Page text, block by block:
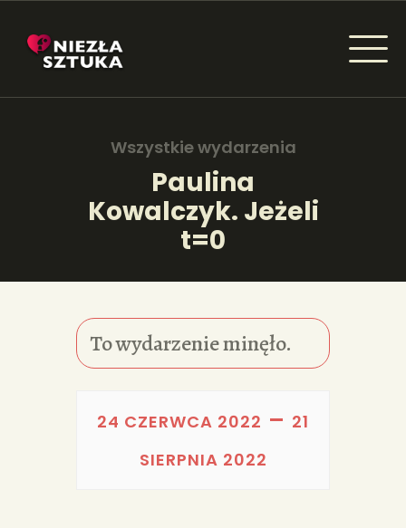
Wszystkie wydarzenia
Paulina
Kowalczyk. Jeżeli
t=0
NIEZŁA SZTUKA - NEWSY
AKTUALNOŚCI
INSPIRACJE
KSIĄŻKI
PORTFOLIA
To wydarzenie minęło.
24 CZERWCA 2022 – 21
SIERPNIA 2022